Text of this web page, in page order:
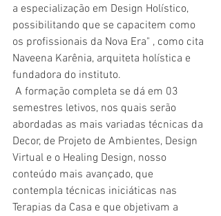
a especialização em Design Holístico,
possibilitando que se capacitem como
os profissionais da Nova Era" , como cita
Naveena Karênia, arquiteta holística e
fundadora do instituto.
semestres letivos, nos quais serão
abordadas as mais variadas técnicas da
Decor, de Projeto de Ambientes, Design
Virtual e o Healing Design, nosso
conteúdo mais avançado, que
contempla técnicas iniciáticas nas
Terapias da Casa e que objetivam a